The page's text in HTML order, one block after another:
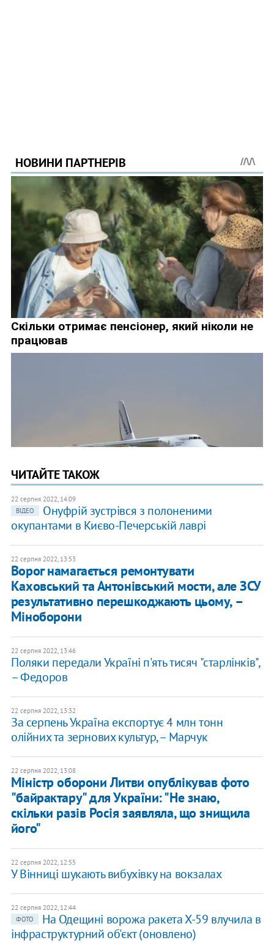
ЧИТАЙТЕ ТАКОЖ
22 серпня 2022, 14:09
ВІДЕО
Онуфрій зустрівся з полоненими
окупантами в Києво-Печерській лаврі
22 серпня 2022, 13:53
Ворог намагається ремонтувати
Каховський та Антонівський мости, але ЗСУ
результативно перешкоджають цьому, –
Міноборони
22 серпня 2022, 13:46
Поляки передали Україні п'ять тисяч "старлінків",
– Федоров
22 серпня 2022, 13:32
За серпень Україна експортує 4 млн тонн
олійних та зернових культур, – Марчук
22 серпня 2022, 13:08
Міністр оборони Литви опублікував фото
"байрактару" для України: "Не знаю,
скільки разів Росія заявляла, що знищила
його"
22 серпня 2022, 12:55
У Вінниці шукають вибухівку на вокзалах
22 серпня 2022, 12:44
ФОТО
На Одещині ворожа ракета Х-59 влучила в
інфраструктурний об'єкт (оновлено)